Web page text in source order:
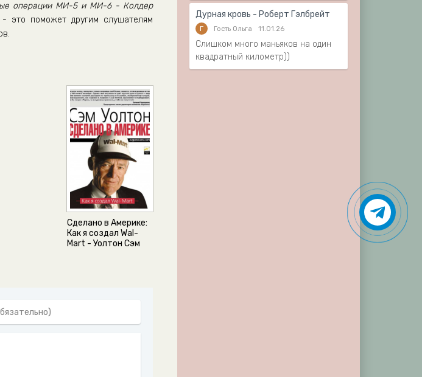
операции МИ-5 и МИ-6 - Колдер
это поможет другим слушателям
Сделано в Америке:
Как я создал Wal-
Mart - Уолтон Сэм
Дурная кровь - Роберт Гэлбрейт
Г Гость Ольга 11.01.26
Слишком много маньяков на один
квадратный километр))